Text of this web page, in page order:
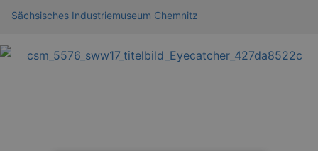
Sächsisches Industriemuseum Chemnitz